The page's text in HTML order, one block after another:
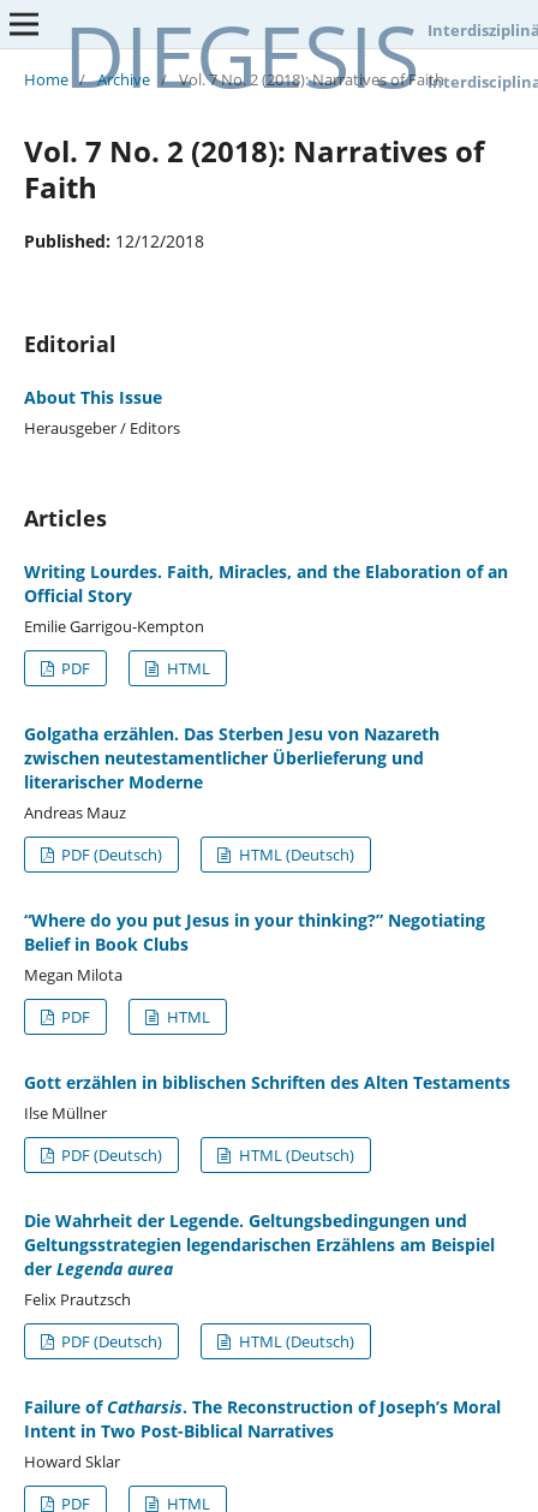
DIEGESIS
Home / Archive / Vol. 7 No. 2 (2018): Narratives of Faith
Vol. 7 No. 2 (2018): Narratives of
Faith
Published: 12/12/2018
Editorial
About This Issue
Herausgeber / Editors
Articles
Writing Lourdes. Faith, Miracles, and the Elaboration of an
Official Story
Emilie Garrigou-Kempton
PDF
HTML
Golgatha erzählen. Das Sterben Jesu von Nazareth
zwischen neutestamentlicher Überlieferung und
literarischer Moderne
Andreas Mauz
PDF (Deutsch)
HTML (Deutsch)
“Where do you put Jesus in your thinking?” Negotiating
Belief in Book Clubs
Megan Milota
PDF
HTML
Gott erzählen in biblischen Schriften des Alten Testaments
Ilse Müllner
PDF (Deutsch)
HTML (Deutsch)
Die Wahrheit der Legende. Geltungsbedingungen und
Geltungsstrategien legendarischen Erzählens am Beispiel
der Legenda aurea
Felix Prautzsch
PDF (Deutsch)
HTML (Deutsch)
Failure ofCatharsis. The Reconstruction of Joseph’s Moral
Intent in Two Post-Biblical Narratives
Howard Sklar
PDF
HTML